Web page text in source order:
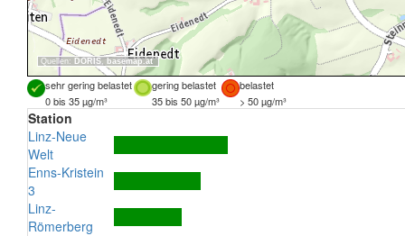
Quellen: DORIS, basemap.at
sehr gering belastet gering belastet
belastet
0 bis 35 µg/m³
35 bis 50 µg/m³ > 50 µg/m³
Station
Linz-Neue
Welt
Enns-Kristein
3
Linz-
Römerberg